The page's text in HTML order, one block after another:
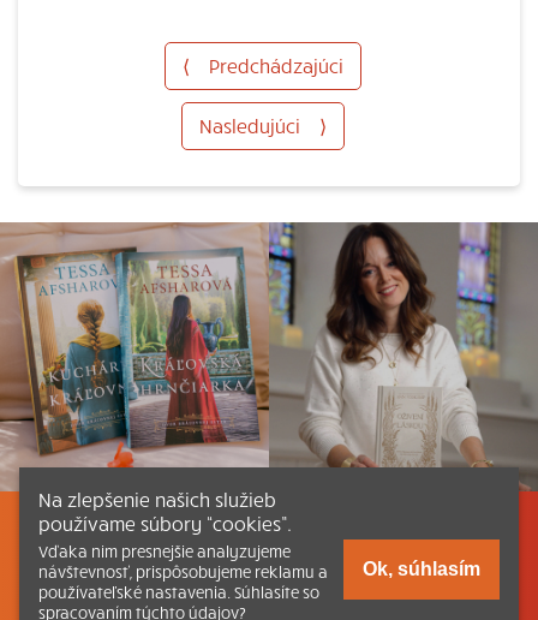
⟨ Predchádzajúci
Nasledujúci ⟩
Listovať Obsah Dokumenty a články
Kontakt Tlačená verzia Katechizmu
Na zlepšenie našich služieb
používame súbory “cookies”.
Vďaka nim presnejšie analyzujeme
návštevnosť, prispôsobujeme reklamu a
používateľské nastavenia. Súhlasíte so
spracovaním týchto údajov?
Ok, súhlasím